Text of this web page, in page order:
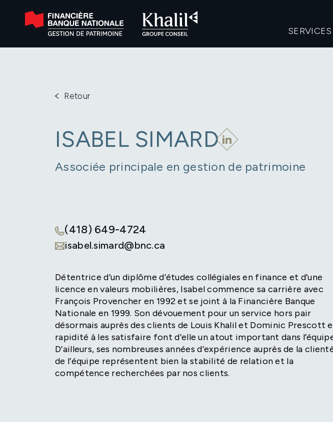
SERVICES
Retour
ISABEL SIMARD
Associée principale en gestion de patrimoine
(418) 649-4724
isabel.simard@bnc.ca
Détentrice d’un diplôme d’études collégiales en finance et d’une
licence en valeurs mobilières, Isabel commence sa carrière avec
François Provencher en 1992 et se joint à la Financière Banque
Nationale en 1999. Son dévouement pour un service hors pair
désormais auprès des clients de Louis Khalil et Dominic Prescott
rapidité à les satisfaire font d’elle un atout important dans
D’ailleurs, ses nombreuses années d’expérience auprès de la
de l’équipe représentent bien la stabilité de relation et la
compétence recherchées par nos clients.